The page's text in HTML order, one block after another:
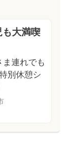
大満喫
ま連れでも
別休憩シ